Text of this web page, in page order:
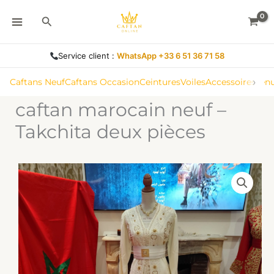
Rechercher
Service client : WhatsApp +33 6 51 36 71 58
Caftans NeufCaftans OccasionCeinturesVoilesAccessoires
›
caftan marocain neuf –
Takchita deux pièces
quantité
caftan
marocain
neuf
–
Takchita
deux
–